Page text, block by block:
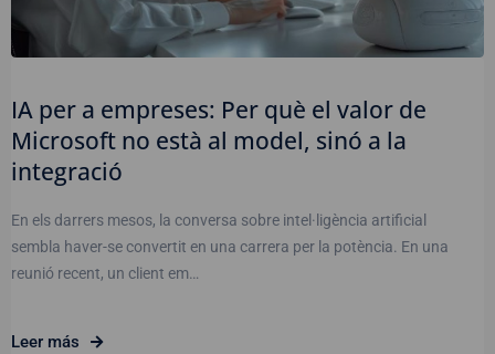
IA per a empreses: Per què el valor de
Microsoft no està al model, sinó a la
integració
En els darrers mesos, la conversa sobre intel·ligència artificial
sembla haver-se convertit en una carrera per la potència. En una
reunió recent, un client em…
Leer más